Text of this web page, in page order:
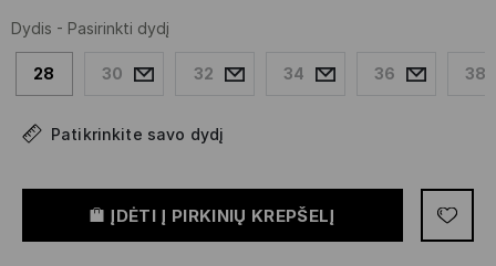
Dydis - Pasirinkti dydį
28 30 32 34 36 38
Patikrinkite savo dydį
ĮDĖTI Į PIRKINIŲ KREPŠELĮ